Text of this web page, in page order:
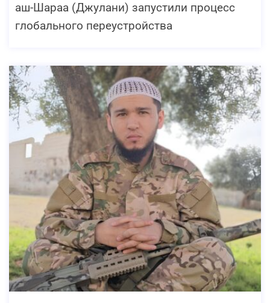
аш-Шараа (Джулани) запустили процесс
глобального переустройства